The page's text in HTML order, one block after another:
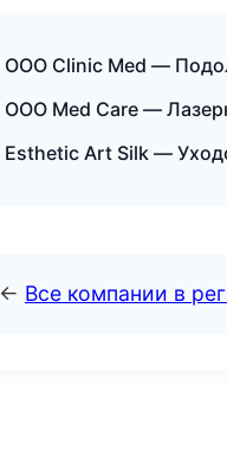
ООО Clinic Med —
ООО Med Care —
Esthetic Art Silk —
← Все компании в